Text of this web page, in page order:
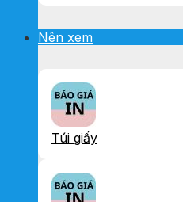
Nên xem
Túi giấy